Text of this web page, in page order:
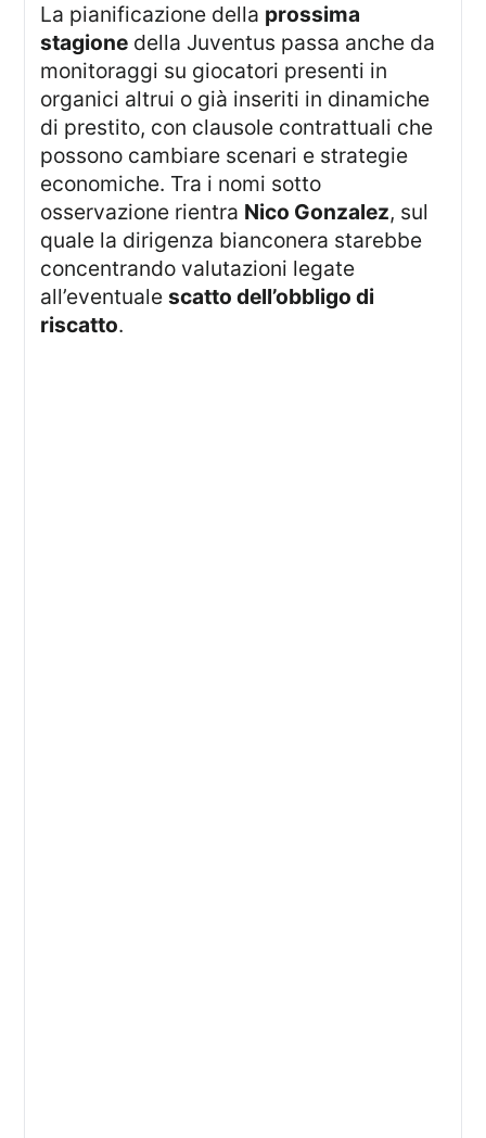
La pianificazione della prossima
stagione della Juventus passa anche da
monitoraggi su giocatori presenti in
organici altrui o già inseriti in dinamiche
di prestito, con clausole contrattuali che
possono cambiare scenari e strategie
economiche. Tra i nomi sotto
osservazione rientra Nico Gonzalez, sul
quale la dirigenza bianconera starebbe
concentrando valutazioni legate
all’eventualescatto dell’obbligo di
riscatto.